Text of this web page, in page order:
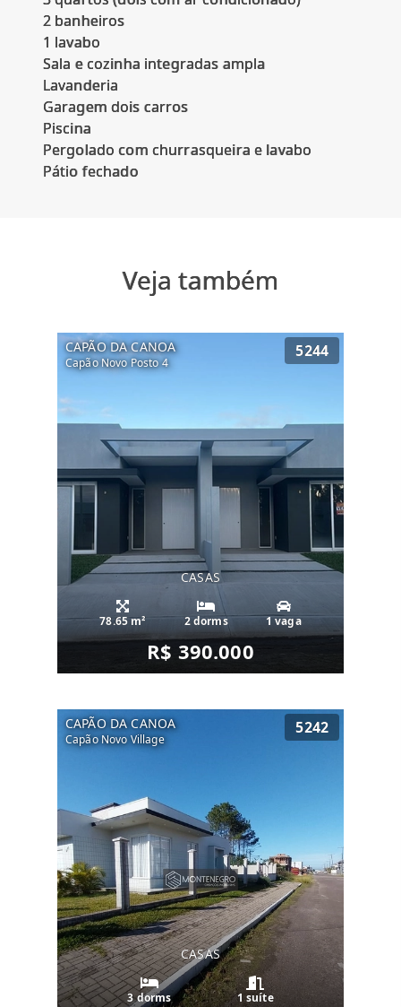
2 banheiros
1 lavabo
Sala e cozinha integradas ampla
Lavanderia
Garagem dois carros
Piscina
Pergolado com churrasqueira e lavabo
Veja também
CAPÃO DA CANOA
Capão Novo Posto 4
5244
CASAS
78.65 m² 2 dorms 1 vaga
R$ 390.000
CAPÃO DA CANOA
Capão Novo Village
5242
CASAS
3 dorms 1 suíte